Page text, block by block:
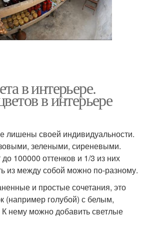
в интерьере.
в интерьере
лишены своей индивидуальности.
зелеными, сиреневыми.
100000 оттенков и 1/3 из них
из между собой можно по-разному.
и простые сочетания, это
(например голубой) с белым,
нему можно добавить светлые